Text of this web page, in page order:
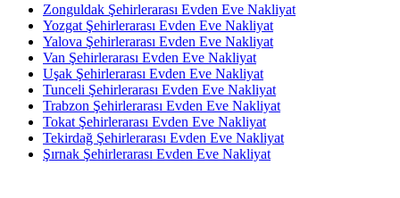
Zonguldak Şehirlerarası Evden Eve Nakliyat
Yozgat Şehirlerarası Evden Eve Nakliyat
Yalova Şehirlerarası Evden Eve Nakliyat
Van Şehirlerarası Evden Eve Nakliyat
Uşak Şehirlerarası Evden Eve Nakliyat
Tunceli Şehirlerarası Evden Eve Nakliyat
Trabzon Şehirlerarası Evden Eve Nakliyat
Tokat Şehirlerarası Evden Eve Nakliyat
Tekirdağ Şehirlerarası Evden Eve Nakliyat
Şırnak Şehirlerarası Evden Eve Nakliyat